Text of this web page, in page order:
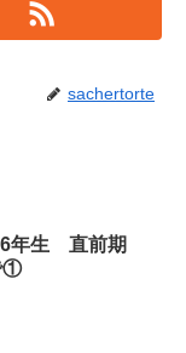
sachertorte
6年生 直前期
①